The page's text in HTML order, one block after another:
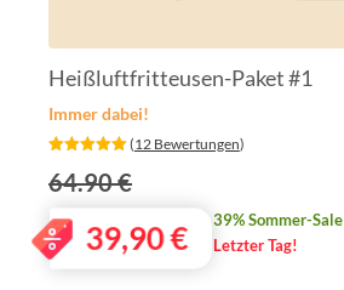
Heißluftfritteusen-Paket #1
Immer dabei!
‎ (12 Bewertungen)
64.90 €
39,90€
39% Sommer-Sale
Letzter Tag!